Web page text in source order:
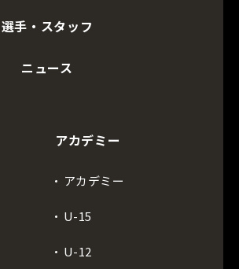
選手・スタッフ
ニュース
アカデミー
アカデミー
U-15
U-12